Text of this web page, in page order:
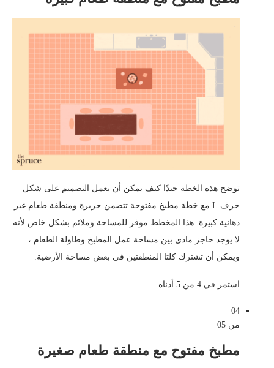
توضح هذه الخطة جيدًا كيف يمكن أن يعمل التصميم على شكل
حرف L مع خطة مطبخ مفتوحة تتضمن جزيرة ومنطقة طعام غير
دهانية كبيرة. هذا المخطط موفر للمساحة وملائم بشكل خاص لأنه
لا يوجد حاجز مادي بين مساحة عمل المطبخ وطاولة الطعام ،
ويمكن أن تشترك كلتا المنطقتين في بعض مساحة الأرضية.
استمر في 4 من 5 أدناه.
04
من 05
مطبخ مفتوح مع منطقة طعام صغيرة